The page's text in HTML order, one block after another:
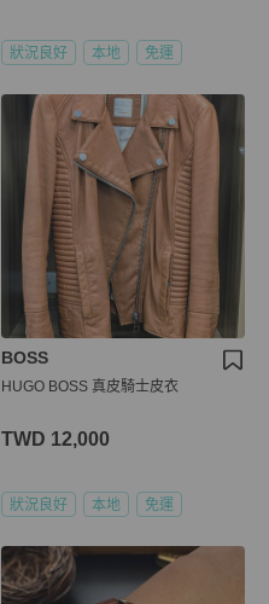
狀況良好 本地 免運
BOSS
HUGO BOSS 真皮騎士皮衣
TWD 12,000
狀況良好 本地 免運